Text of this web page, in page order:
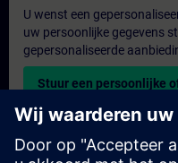
U wenst een
uw persoonlijke gegevens
gepersonaliseerde
Stuur een persoonlijke
Aanvraag voor een